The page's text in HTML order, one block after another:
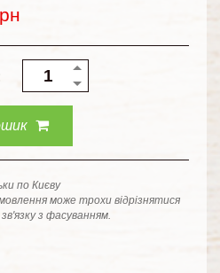
по Києву
може трохи відрізнятися
з фасуванням.